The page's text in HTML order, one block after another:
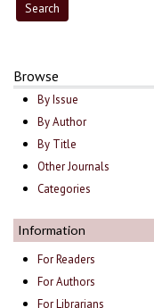
Browse
By Issue
By Author
By Title
Other Journals
Categories
Information
For Readers
For Authors
For Librarians